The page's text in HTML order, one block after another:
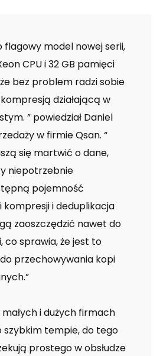
flagowy model nowej serii,
CPU i 32 GB pamięci
bez problem radzi sobie
działającą w
” powiedział Daniel
w firmie Qsan. “
się martwić o dane,
niepotrzebnie
pojemność
kompresji i deduplikacja
zaoszczędzić nawet do
co sprawia, że jest to
przechowywania kopi
i dużych firmach
szybkim tempie, do tego
prostego w obsłudze